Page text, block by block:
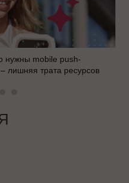
нужны mobile push-
лишняя трата ресурсов